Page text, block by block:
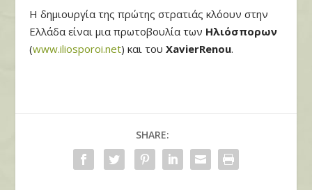
Η δημιουργία της πρώτης στρατιάς κλόουν στην
Ελλάδα είναι μια πρωτοβουλία των Ηλιόσπορων
(www.iliosporoi.net) και τουXavierRenou.
SHARE: